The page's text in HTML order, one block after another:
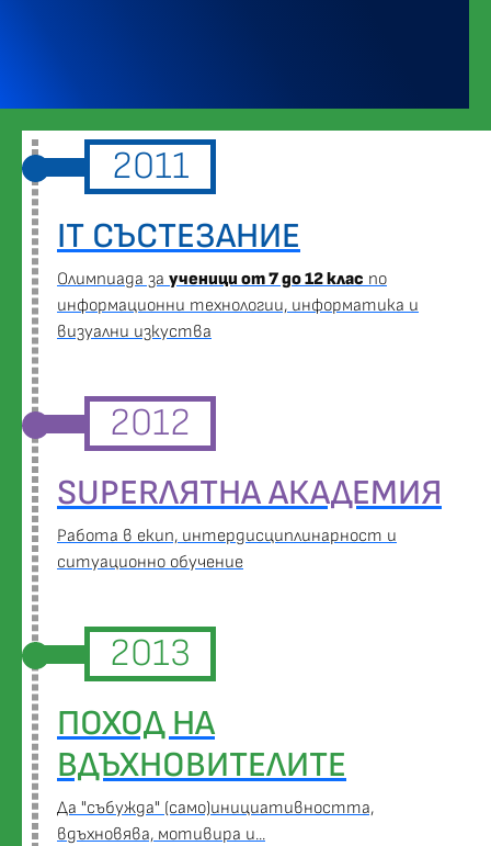
2011
IT СЪСТЕЗАНИЕ
Oлимпиада за ученици от 7 до 12 клас по
информационни технологии, информатика и
визуални изкуства
2012
SUPERЛЯТНА АКАДЕМИЯ
Работа в екип, интердисциплинарност и
ситуационно обучение
2013
ПОХОД НА
ВДЪХНОВИТЕЛИТЕ
Да "събужда" (само)инициативността,
вдъхновява, мотивира и...